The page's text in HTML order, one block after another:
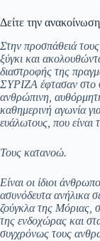
Δείτε την
Στην προσπάθειά
ξύγκι και
διαστροφής της
ΣΥΡΙΖΑ έφτασαν στο
ανθρώπινη,
καθημερινή αγωνία
ευάλωτους, που είναι
Τους κατανοώ.
Είναι οι ίδιοι
ασυνόδευτα ανήλικα
ζούγκλα της Μόριας,
της ενδοχώρας και
συγχρόνως τους